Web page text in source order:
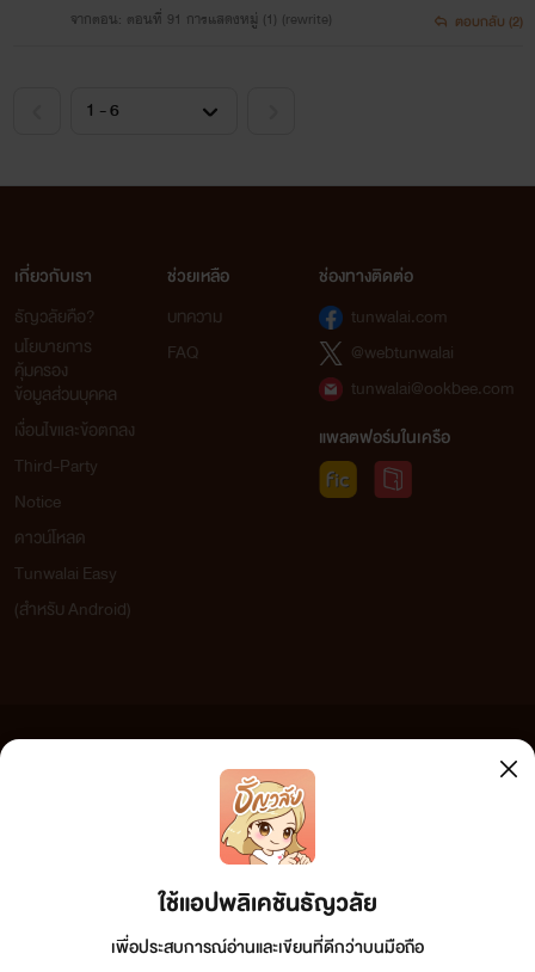
จากตอน: ตอนที่ 91 การแสดงหมู่ (1) (rewrite) ตอบกลับ (2)
ใช้แอปพลิเคชันธัญวลัย
เพื่อประสบการณ์อ่านและเขียนที่ดีกว่าบนมือถือ
เกี่ยวกับเรา
ธัญวลัยคือ?
นโยบายการ
คุ้มครอง
ข้อมูลส่วนบุคคล
เงื่อนไขและข้อตกลง
Third-Party
Notice
ดาวน์โหลด
Tunwalai Easy
(สำหรับ Android)
ช่วยเหลือ
บทความ
FAQ
ช่องทางติดต่อ
tunwalai.com
@webtunwalai
tunwalai@ookbee.com
แพลตฟอร์มในเครือ
เว็บไซต์แห่งนี้ไม่ได้เห็นด้วยและไม่ขอรับผิดชอบต่อข้อความใดๆ ทั้งสิ้น ดังนั้นผู้อ่านทุกท่านโปรดใช้
วิจารณญาณในการกลั่นกรองด้วยตนเอง และหากท่านพบข้อความใดๆ ที่ขัดต่อกฎหมายและศีลธรรม
เพื่อทีมงานจะได้ดำเนินการในทันที ทั้งนี้ ทางเว็บไซต์ขอสงวน
ลิขสิทธิ์ตามพระราชบัญญัติลิขสิทธิ์ (ฉบับเพิ่มเติม) พ.ศ.2558